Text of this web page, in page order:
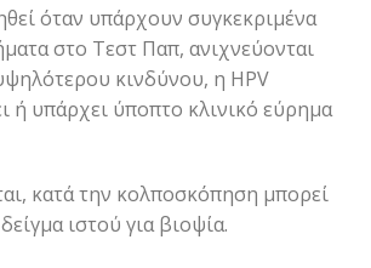
όταν υπάρχουν συγκεκριμένα
στο Τεστ Παπ, ανιχνεύονται
κινδύνου, η HPV
ή υπάρχει ύποπτο κλινικό εύρημα
κατά την κολποσκόπηση μπορεί
ιστού για βιοψία.